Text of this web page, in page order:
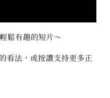
鬆有趣的短片～
看法，或按讚支持更多正